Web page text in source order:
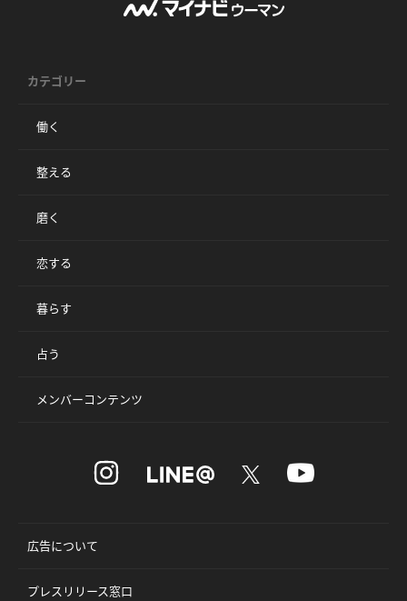
カテゴリー
働く
整える
磨く
恋する
暮らす
占う
メンバーコンテンツ
広告について
プレスリリース窓口